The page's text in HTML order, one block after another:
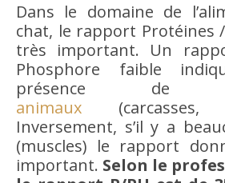
Dans le domaine de
chat, le rapport Protéines
très important. Un
Phosphore faible
présence de
animaux
Inversement, s’il y a
(muscles) le rapport
important. Selon le